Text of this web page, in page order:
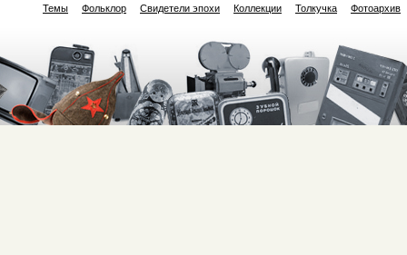
Темы Фольклор Свидетели эпохи Коллекции Толкучка Фотоархив